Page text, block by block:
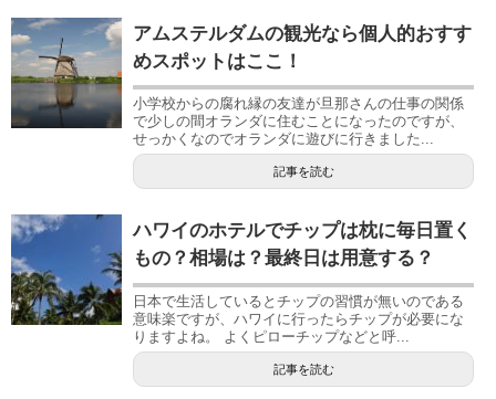
アムステルダムの観光なら個人的おすす
めスポットはここ！
小学校からの腐れ縁の友達が旦那さんの仕事の関係
で少しの間オランダに住むことになったのですが、
せっかくなのでオランダに遊びに行きました...
記事を読む
ハワイのホテルでチップは枕に毎日置く
もの？相場は？最終日は用意する？
日本で生活しているとチップの習慣が無いのである
意味楽ですが、ハワイに行ったらチップが必要にな
りますよね。 よくピローチップなどと呼...
記事を読む